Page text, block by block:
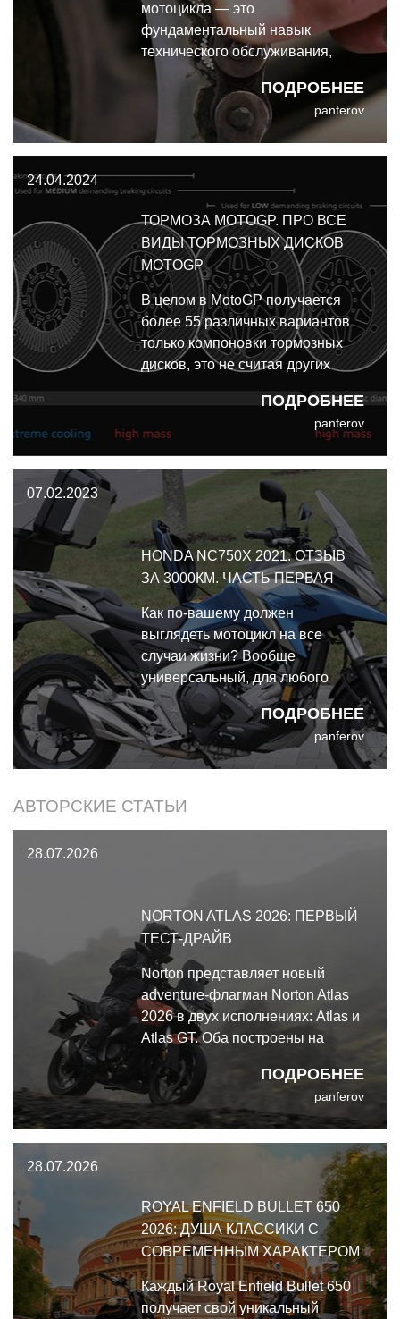
ПОДРОБНЕЕ
мотоцикла — это
фундаментальный навык
технического обслуживания,
который напрямую влияет на
динамику разгона и
безопасность.
panferov
24.04.2024
ТОРМОЗА MOTOGP. ПРО ВСЕ
ВИДЫ ТОРМОЗНЫХ ДИСКОВ
MOTOGP
ПОДРОБНЕЕ
В целом в MotoGP получается
более 55 различных вариантов
только компоновки тормозных
дисков, это не считая других
если честно, поражает
воображение.
panferov
07.02.2023
HONDA NC750X 2021. ОТЗЫВ
ЗА 3000КМ. ЧАСТЬ ПЕРВАЯ
ПОДРОБНЕЕ
Как по-вашему должен
выглядеть мотоцикл на все
случаи жизни? Вообще
универсальный, для любого
райдера и местности?.. Ну
ладно, ограничимся асфальтом и
небольшими съездами на
грунтовки. Но договоримся, что
девочка, и высокий дядька.
panferov
АВТОРСКИЕ СТАТЬИ
28.07.2026
NORTON ATLAS 2026: ПЕРВЫЙ
ТЕСТ-ДРАЙВ
ПОДРОБНЕЕ
Norton представляет новый
adventure-флагман Norton Atlas
2026 в двух исполнениях: Atlas и
Atlas GT. Оба построены на
одной архитектуре, но с
важными отличиями.
panferov
28.07.2026
ROYAL ENFIELD BULLET 650
2026: ДУША КЛАССИКИ С
СОВРЕМЕННЫМ ХАРАКТЕРОМ
Каждый Royal Enfield Bullet 650
получает свой уникальный